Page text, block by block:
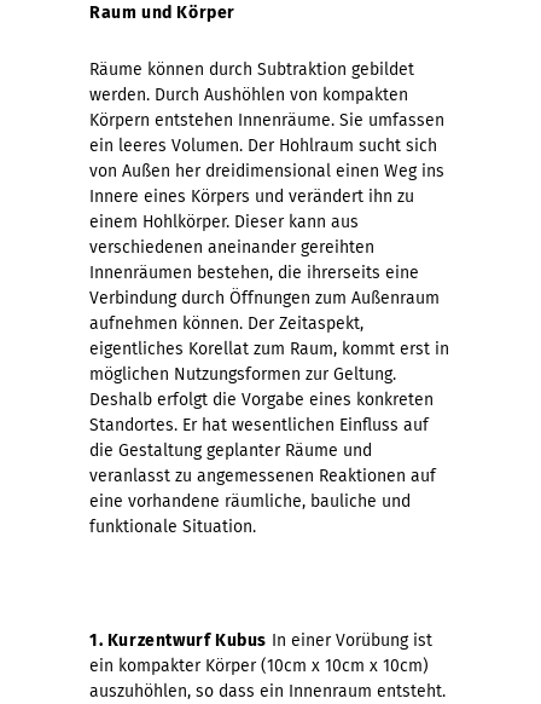
Raum und Körper
Räume können durch Subtraktion gebildet
werden. Durch Aushöhlen von kompakten
Körpern entstehen Innenräume. Sie umfassen
ein leeres Volumen. Der Hohlraum sucht sich
von Außen her dreidimensional einen Weg ins
Innere eines Körpers und verändert ihn zu
einem Hohlkörper. Dieser kann aus
verschiedenen aneinander gereihten
Innenräumen bestehen, die ihrerseits eine
Verbindung durch Öffnungen zum Außenraum
aufnehmen können. Der Zeitaspekt,
eigentliches Korellat zum Raum, kommt erst in
möglichen Nutzungsformen zur Geltung.
Deshalb erfolgt die Vorgabe eines konkreten
Standortes. Er hat wesentlichen Einfluss auf
die Gestaltung geplanter Räume und
veranlasst zu angemessenen Reaktionen auf
eine vorhandene räumliche, bauliche und
funktionale Situation.
1. Kurzentwurf Kubus In einer Vorübung ist
ein kompakter Körper (10cm x 10cm x 10cm)
auszuhöhlen, so dass ein Innenraum entsteht.